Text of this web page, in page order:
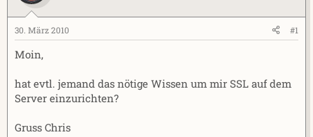
l
e
r
l
a
30. März 2010 #1
Moin,
hat evtl. jemand das nötige Wissen um mir SSL auf dem
Server einzurichten?
Gruss Chris